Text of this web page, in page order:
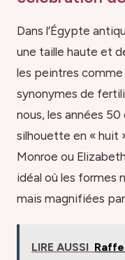
Dans l’Égypte
une taille haute et
les peintres comme
synonymes de
nous, les années 50
silhouette en « huit
Monroe ou
idéal où les formes
mais magnifiées
LIRE AUSSI